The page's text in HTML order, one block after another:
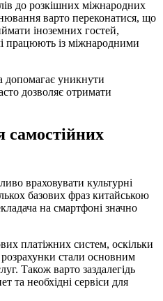
до розкішних міжнародних
варто переконатися, що
іноземних гостей,
працюють із міжнародними
уникнути
дозволяє отримати
самостійних
враховувати культурні
базових фраз китайською
на смартфоні значно
платіжних систем, оскільки
розрахунки стали основним
Також варто заздалегідь
та необхідні сервіси для